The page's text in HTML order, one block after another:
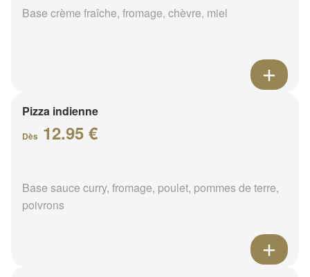
Base crème fraîche, fromage, chèvre, miel
Pizza indienne
Dès 12.95 €
Base sauce curry, fromage, poulet, pommes de terre,
poivrons